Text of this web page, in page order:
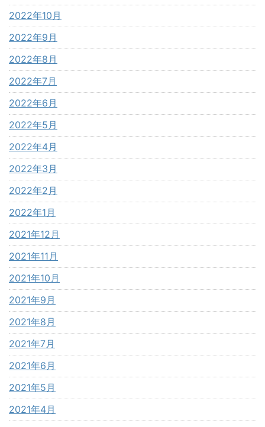
2022年10月
2022年9月
2022年8月
2022年7月
2022年6月
2022年5月
2022年4月
2022年3月
2022年2月
2022年1月
2021年12月
2021年11月
2021年10月
2021年9月
2021年8月
2021年7月
2021年6月
2021年5月
2021年4月